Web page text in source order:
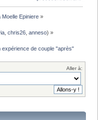
Epiniere »
,chris26 ,anneso) »
expérience de couple "après"
Aller à: